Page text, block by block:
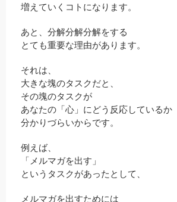
増えていくコトになります。
あと、分解分解分解をする
とても重要な理由があります。
それは、
大きな塊のタスクだと、
その塊のタスクが
あなたの「心」にどう反応しているか
分かりづらいからです。
例えば、
「メルマガを出す」
というタスクがあったとして、
メルマガを出すためには